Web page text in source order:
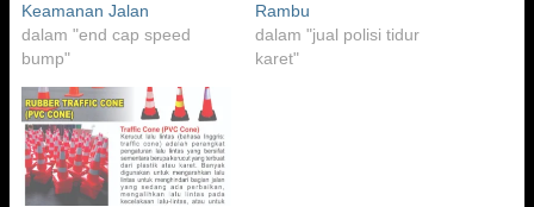
Keamanan Jalan
dalam "end cap speed
bump"
Rambu
dalam "jual polisi tidur
karet"